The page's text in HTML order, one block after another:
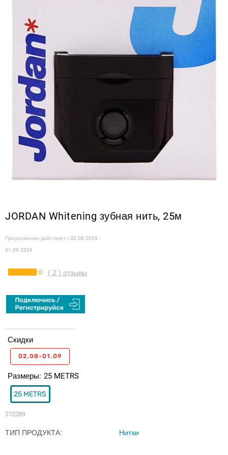
JORDAN Whitening зубная нить, 25м
Предложение действует с02.08.2026 -
01.09.2026
( 2 ) отзывы
312289
Размеры 25 METRS
25 METRS
Скидки
02.08-01.09
ТИП ПРОДУКТА Нитки